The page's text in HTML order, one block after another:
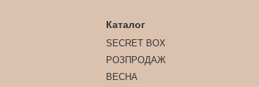
Каталог
SECRET BOX
РОЗПРОДАЖ
ВЕСНА